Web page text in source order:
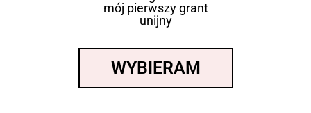
mój pierwszy grant
unijny
WYBIERAM